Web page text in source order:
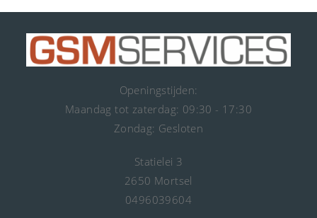
Openingstijden:
Maandag tot zaterdag: 09:30 - 17:30
Zondag: Gesloten
Statielei 3
2650 Mortsel
0496039604